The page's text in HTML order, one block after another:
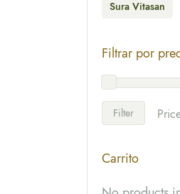
Sura Vitasan
Filtrar por
Filter
Carrito